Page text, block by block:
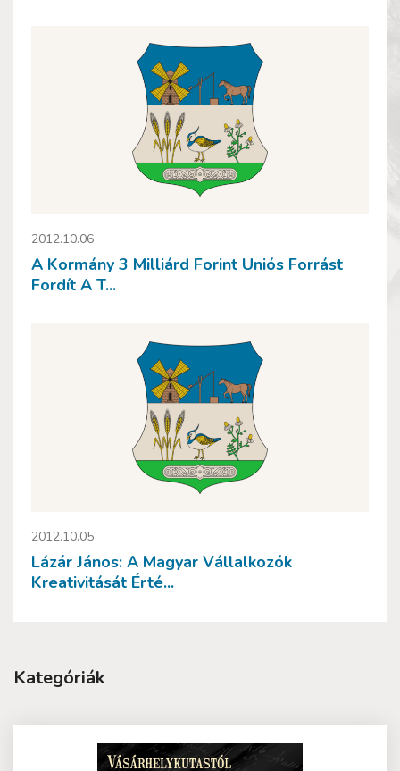
2012.10.06
A Kormány 3 Milliárd Forint Uniós Forrást
Fordít A T...
2012.10.05
Lázár János: A Magyar Vállalkozók
Kreativitását Érté...
Kategóriák